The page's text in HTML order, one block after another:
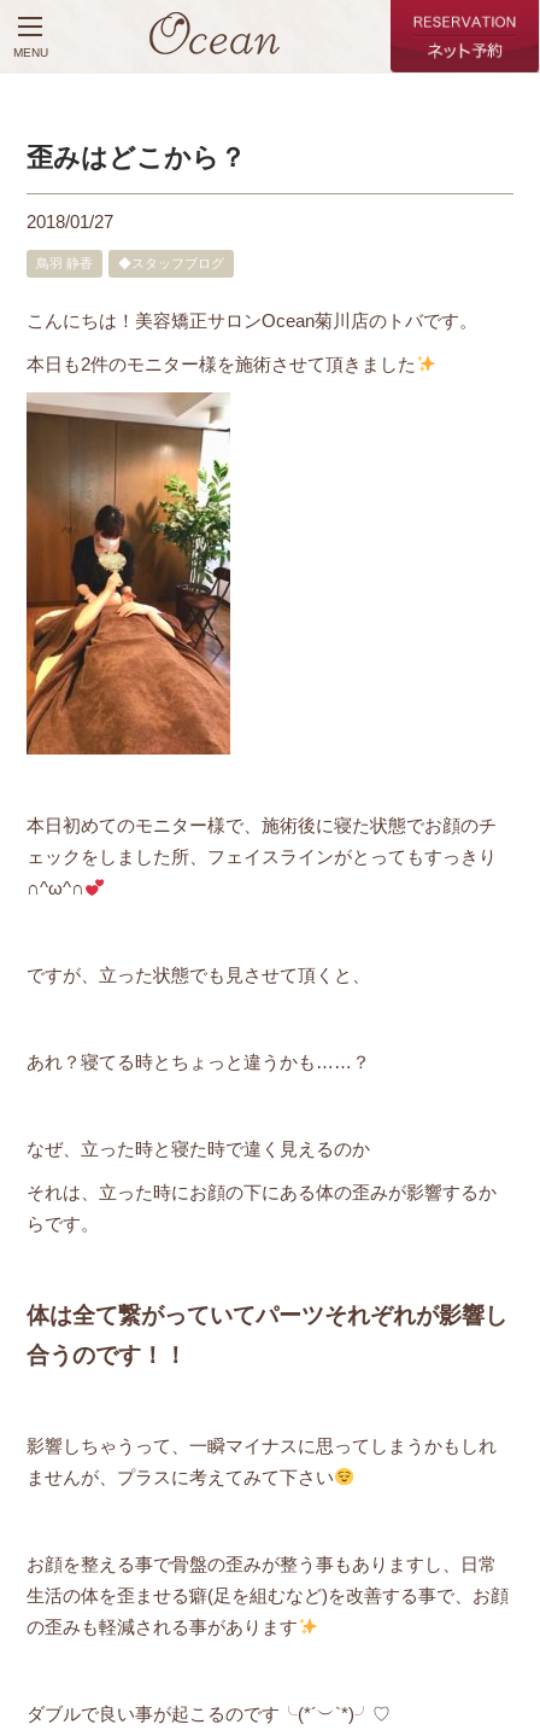
MENU
歪みはどこから？
2018/01/27
鳥羽 静香 ◆スタッフブログ
こんにちは！美容矯正サロンOcean菊川店のトバです。
本日も2件のモニター様を施術させて頂きました
本日初めてのモニター様で、施術後に寝た状態でお顔のチ
ェックをしました所、フェイスラインがとってもすっきり
∩^ω^∩
ですが、立った状態でも見させて頂くと、
あれ？寝てる時とちょっと違うかも……？
なぜ、立った時と寝た時で違く見えるのか
それは、立った時にお顔の下にある体の歪みが影響するか
らです。
体は全て繋がっていてパーツそれぞれが影響し
合うのです！！
影響しちゃうって、一瞬マイナスに思ってしまうかもしれ
ませんが、プラスに考えてみて下さい
お顔を整える事で骨盤の歪みが整う事もありますし、日常
生活の体を歪ませる癖(足を組むなど)を改善する事で、お顔
の歪みも軽減される事があります
ダブルで良い事が起こるのです╰(*´︶`*)╯♡